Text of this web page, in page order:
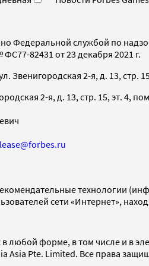
Федеральной службой по
82431 от 23 декабря 2021 г.
Звенигородская 2-я, д. 13, стр.
2-я, д. 13, стр. 15, эт. 4,
технологии
сети «Интернет»,
любой форме, в том числе и в
Asia Pte. Limited. Все права